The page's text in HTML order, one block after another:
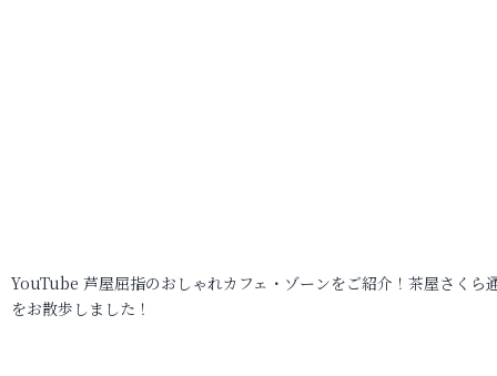
YouTube 芦屋屈指のおしゃれカフェ・ゾーンをご紹介！茶屋さくら
をお散歩しました！